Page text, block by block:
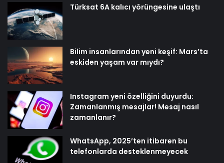
Türksat 6A kalıcı yörüngesine ulaştı
Bilim insanlarından yeni keşif: Mars’ta
eskiden yaşam var mıydı?
Instagram yeni özelliğini duyurdu:
Zamanlanmış mesajlar! Mesaj nasıl
zamanlanır?
WhatsApp, 2025’ten itibaren bu
telefonlarda desteklenmeyecek